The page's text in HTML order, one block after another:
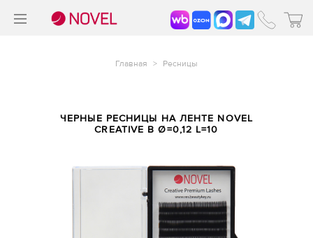
Главная > Ресницы
ЧЕРНЫЕ РЕСНИЦЫ НА ЛЕНТЕ NOVEL
CREATIVE B Ø=0,12 L=10